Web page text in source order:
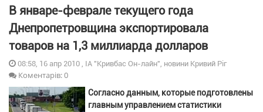
В январе-феврале текущего года
Днепропетровщина экспортировала
товаров на 1,3 миллиарда долларов
08:58, 16 апр 2010 , ІА "Кривбас Он-лайн", новини Кривий Ріг
Коментарів: 0
Согласно данным, которые подготовлены
главным управлением статистики